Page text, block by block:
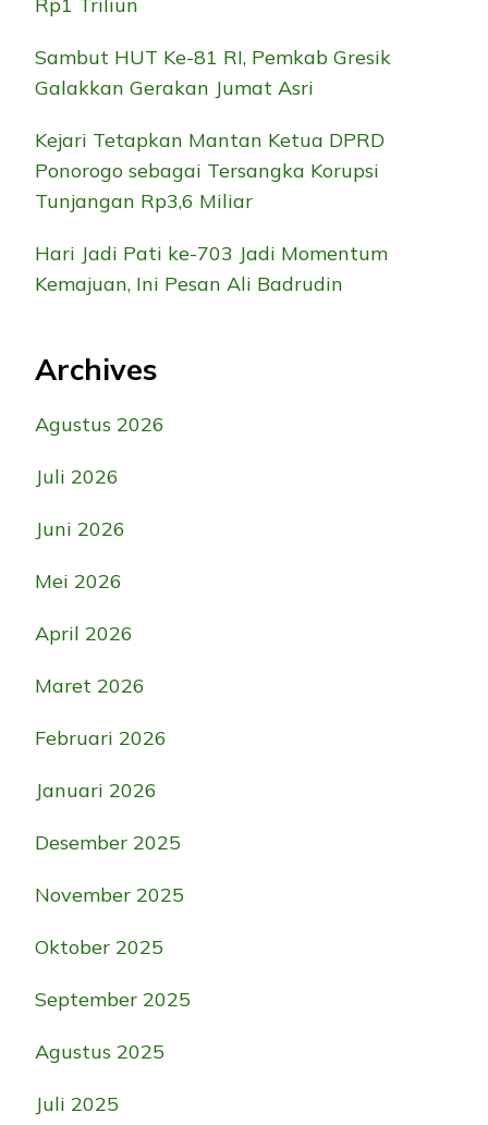
Rp1 Triliun
Sambut HUT Ke-81 RI, Pemkab Gresik
Galakkan Gerakan Jumat Asri
Kejari Tetapkan Mantan Ketua DPRD
Ponorogo sebagai Tersangka Korupsi
Tunjangan Rp3,6 Miliar
Hari Jadi Pati ke-703 Jadi Momentum
Kemajuan, Ini Pesan Ali Badrudin
Archives
Agustus 2026
Juli 2026
Juni 2026
Mei 2026
April 2026
Maret 2026
Februari 2026
Januari 2026
Desember 2025
November 2025
Oktober 2025
September 2025
Agustus 2025
Juli 2025